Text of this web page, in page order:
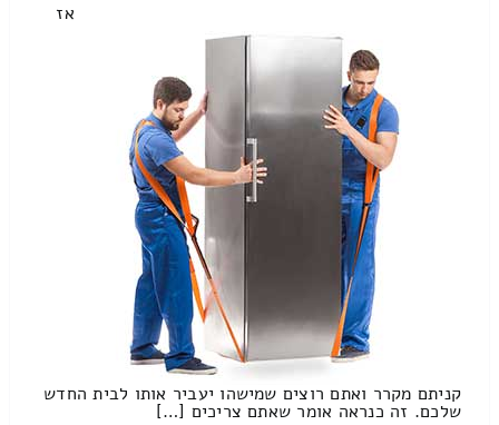
אז
קניתם מקרר ואתם רוצים שמישהו יעביר אותו לבית החדש
שלכם. זה כנראה אומר שאתם צריכים […]